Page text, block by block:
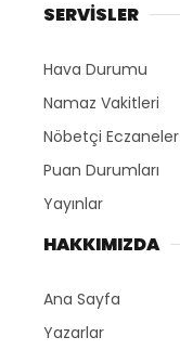
SERVİSLER
Hava Durumu
Namaz Vakitleri
Nöbetçi Eczaneler
Puan Durumları
Yayınlar
HAKKIMIZDA
Ana Sayfa
Yazarlar